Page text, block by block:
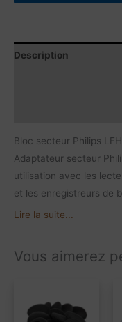
Description
Bloc secteur Philips
Adaptateur secteur
utilisation avec les
et les enregistreurs de
Lire la suite...
Vous aimerez